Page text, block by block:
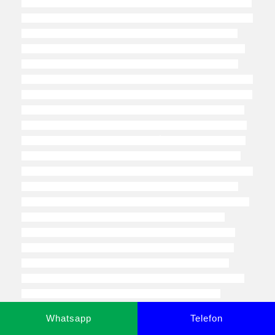
Whatsapp Telefon